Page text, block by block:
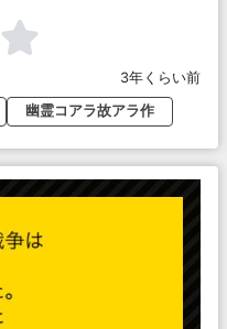
3年くらい前
幽霊コアラ故アラ作